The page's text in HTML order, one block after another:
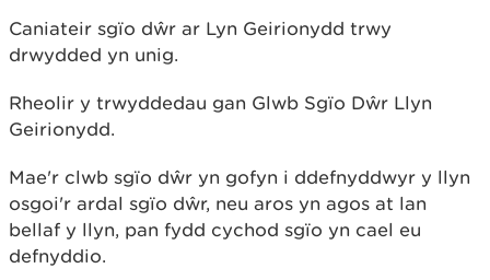
Caniateir sgïo dŵr ar Lyn Geirionydd trwy
drwydded yn unig.
Rheolir y trwyddedau gan Glwb Sgïo Dŵr Llyn
Geirionydd.
Mae'r clwb sgïo dŵr yn gofyn i ddefnyddwyr y llyn
osgoi'r ardal sgïo dŵr, neu aros yn agos at lan
bellaf y llyn, pan fydd cychod sgïo yn cael eu
defnyddio.